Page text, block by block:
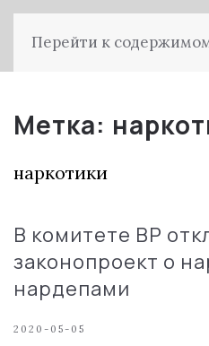
Перейти к
Метка:
наркотики
В комитете ВР
законопроект о
нардепами
2020-05-05